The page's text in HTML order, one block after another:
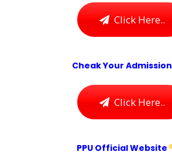
Click Here..
Cheak Your Admission
Click Here..
PPU Official Website